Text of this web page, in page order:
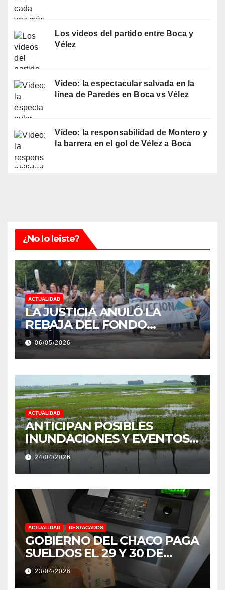
Los videos del partido entre Boca y
Vélez
Video: la espectacular salvada en la
línea de Paredes en Boca vs Vélez
Video: la responsabilidad de Montero y
la barrera en el gol de Vélez a Boca
¿No lo leiste?
ACTUALIDAD
LA JUSTICIA ANULÓ LA
REBAJA DEL FONDO
ESTÍMULO A EMPLEADOS DE
PRODUCCIÓN DE LA
PROVINCIA DEL CHACO
06/05/2026
ACTUALIDAD
ANTICIPAN POSIBLES
INUNDACIONES Y EVENTOS
EXTREMOS: “PODRÍA SER UN
NIÑO MUY IMPORTANTE”
24/04/2026
ACTUALIDAD DESTACADOS
GOBIERNO DEL CHACO PAGA
SUELDOS EL 29 Y 30 DE
ABRIL, CON EL 2% DE
AUMENTO
23/04/2026